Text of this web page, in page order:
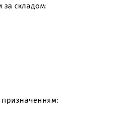
за складом:
призначенням: